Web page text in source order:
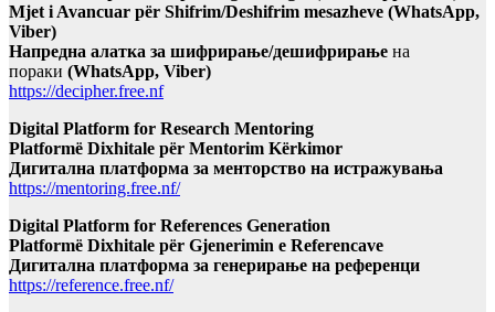
Mjet i Avancuar për Shifrim/Deshifrim mesazheve (WhatsApp,
Viber)
Напредна алатка за шифрирање/дешифрирање на
пораки (WhatsApp, Viber)
https://decipher.free.nf
Digital Platform for Research Mentoring
Platformë Dixhitale për Mentorim Kërkimor
Дигитална платформа за менторство на истражувања
https://mentoring.free.nf/
Digital Platform for References Generation
Platformë Dixhitale për Gjenerimin e Referencave
Дигитална платформа за генерирање на референци
https://reference.free.nf/